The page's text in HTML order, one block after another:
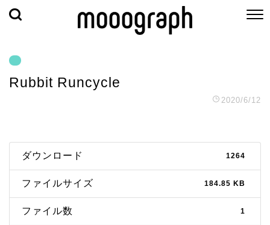
Rubbit Runcycle
2020/6/12
ダウンロード 1264
ファイルサイズ 184.85 KB
ファイル数 1